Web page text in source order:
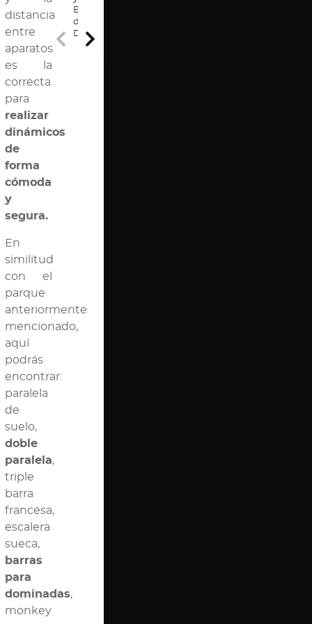
distancia
entre
aparatos
es la
correcta
para
realizar
dinámicos
de
forma
cómoda
y
segura.
En
similitud
con el
parque
anteriormente
mencionado,
aquí
podrás
encontrar:
paralela
de
suelo,
doble
paralela,
triple
barra
francesa,
escalera
sueca,
barras
para
dominadas,
monkey
Barras
de
Dominadas